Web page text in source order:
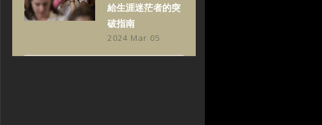
給生涯迷茫者的突
破指南
2024 Mar 05